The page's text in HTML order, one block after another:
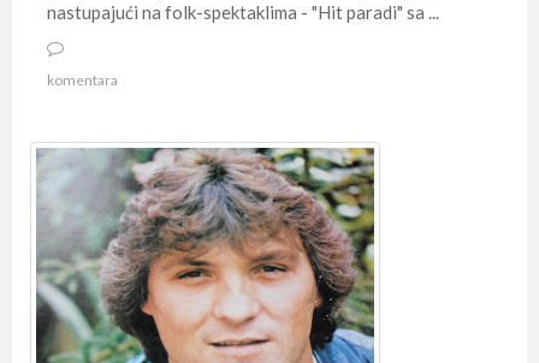
nastupajući na folk-spektaklima - "Hit paradi" sa ...
komentara